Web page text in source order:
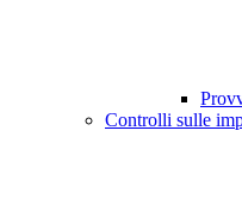
Controlli sulle